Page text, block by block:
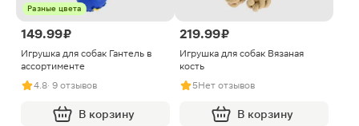
Разные цвета
149.99 ₽
Игрушка для собак Гантель в
ассортименте
4.8· 9 отзывов
В корзину
219.99 ₽
Игрушка для собак Вязаная
кость
5Нет отзывов
В корзину